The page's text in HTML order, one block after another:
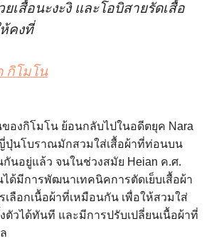
เสื้อนะงะงิ และโอบิสายรัดเสื้อ
คงที่
กิโมโน
องกิโมโน ย้อนกลับไปในอดีตยุค Nara
ปุ่นโบราณมักสวมใส่เสื้อผ้าที่ท่อนบน
นอยู่แล้ว จนในช่วงสมัย Heian ค.ศ.
ด้มีการพัฒนาเทคนิคการตัดเย็บเสื้อผ้า
เลือกเนื้อผ้าที่เหมือนกัน เพื่อให้สวมใส่
ตัวได้ทันที และมีการปรับเปลี่ยนเนื้อผ้าที่